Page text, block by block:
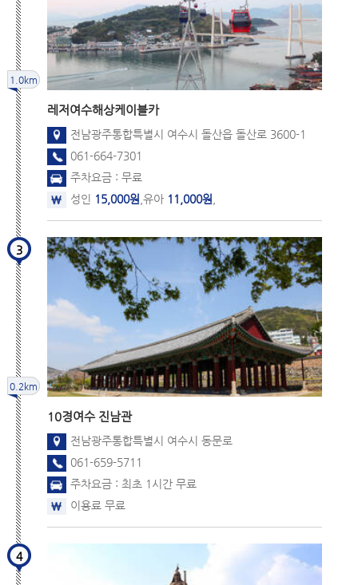
레저 여수해상케이블카
전남광주통합특별시 여수시 돌산읍 돌산로 3600-1
061-664-7301
주차요금 : 무료
성인
15,000원 ,유아 11,000원
1.0km
3
10경여수 진남관
전남광주통합특별시 여수시 동문로
061-659-5711
주차요금 : 최초 1시간 무료
이용료 무료
0.2km
4